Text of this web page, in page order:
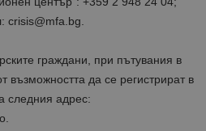
crisis@mfa.bg.
граждани, при пътувания в
възможността да се регистрират в
следния адрес: